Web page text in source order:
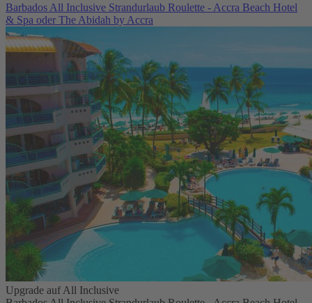
Barbados All Inclusive Strandurlaub Roulette - Accra Beach Hotel
& Spa oder The Abidah by Accra
Upgrade auf All Inclusive